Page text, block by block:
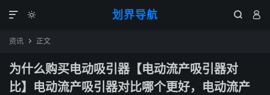
划界导航
  

资讯  正文
为什么购买电动吸引器【电动流产吸引器对
比】电动流产吸引器对比哪个更好，电动流产